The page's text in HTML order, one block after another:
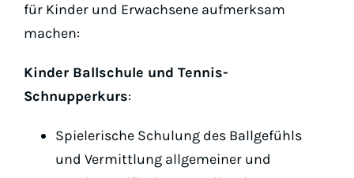
für Kinder und Erwachsene aufmerksam
machen:
Kinder Ballschule und Tennis-
Schnupperkurs:
Spielerische Schulung des Ballgefühls
und Vermittlung allgemeiner und